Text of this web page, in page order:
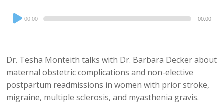
Audio
Player
00:00 00:00
Dr. Tesha Monteith talks with Dr. Barbara Decker about
maternal obstetric complications and non-elective
postpartum readmissions in women with prior stroke,
migraine, multiple sclerosis, and myasthenia gravis.